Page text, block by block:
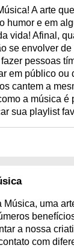
A arte
humor e em
vida! Afinal,
se envolver
pessoas
em público ou
cantem a
a música é
sua playlist
Música, uma
a nossa
com